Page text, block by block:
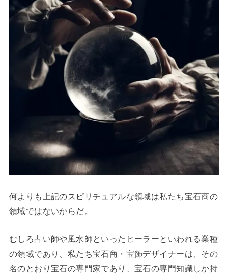
何よりも上記のスピリチュアルな領域は私たち宝石商の
領域ではないからだ。
むしろ占い師や風水師といったヒーラーといわれる業種
の領域であり、私たち宝石商・宝飾デザイナーは、その
名のとおり宝石の専門家であり、宝石の専門知識しか持